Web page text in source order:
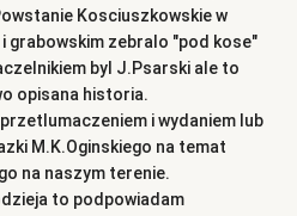
Kosciuszkowskie w
zebralo "pod kose"
byl J.Psarski ale to
opisana historia.
i wydaniem lub
M.K.Oginskiego na temat
na naszym terenie.
to podpowiadam